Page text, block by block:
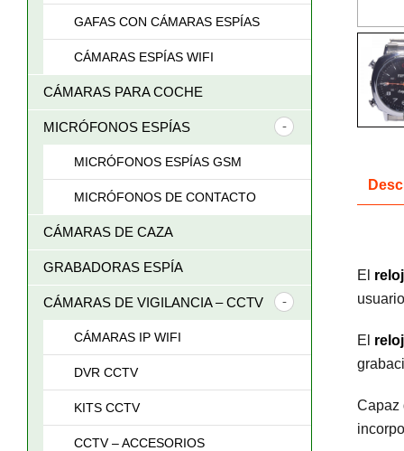
El
El
Capaz
GAFAS CON CÁMARAS ESPÍAS
CÁMARAS ESPÍAS WIFI
CÁMARAS PARA COCHE
MICRÓFONOS ESPÍAS
MICRÓFONOS ESPÍAS GSM
MICRÓFONOS DE CONTACTO
CÁMARAS DE CAZA
GRABADORAS ESPÍA
CÁMARAS DE VIGILANCIA – CCTV
CÁMARAS IP WIFI
DVR CCTV
KITS CCTV
CCTV – ACCESORIOS